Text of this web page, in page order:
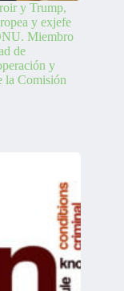
y Trump,
y exjefe
Miembro
de
y
la Comisión